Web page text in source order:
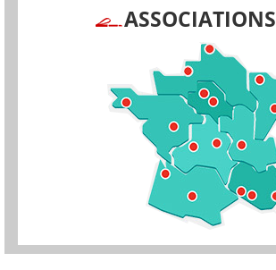
ASSOCIATIONS